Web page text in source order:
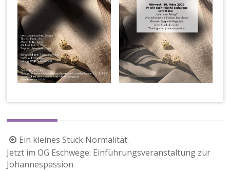
Beitragsnavigation
Ein kleines Stück Normalität.
Jetzt im OG Eschwege: Einführungsveranstaltung zur
Johannespassion